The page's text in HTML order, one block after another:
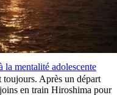
la mentalité adolescente
Après un départ
en train Hiroshima pour